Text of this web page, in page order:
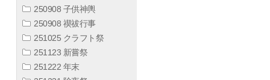
250908 子供神輿
250908 禊祓行事
251025 クラフト祭
251123 新嘗祭
251222 年末